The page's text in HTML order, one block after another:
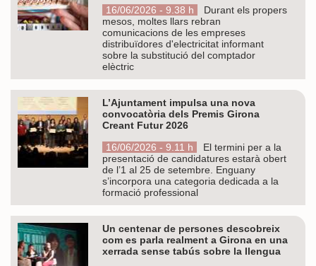
16/06/2026 - 9.38 h
Durant els propers
mesos, moltes llars rebran
comunicacions de les empreses
distribuïdores d'electricitat informant
sobre la substitució del comptador
elèctric
L’Ajuntament impulsa una nova
convocatòria dels Premis Girona
Creant Futur 2026
16/06/2026 - 9.11 h
El termini per a la
presentació de candidatures estarà obert
de l’1 al 25 de setembre. Enguany
s’incorpora una categoria dedicada a la
formació professional
Un centenar de persones descobreix
com es parla realment a Girona en una
xerrada sense tabús sobre la llengua